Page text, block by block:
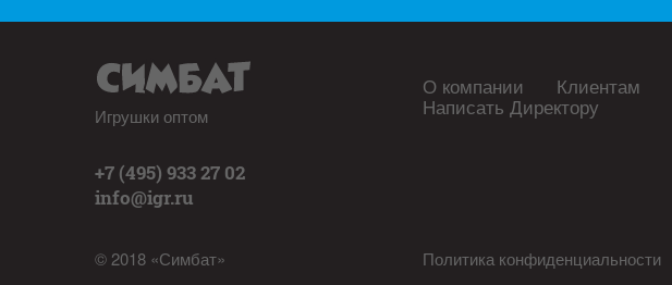
Игрушки оптом
+7 (495) 933 27 02
info@igr.ru
© 2018 «Симбат»
О компании Клиентам
Написать Директору
Политика конфиденциальности